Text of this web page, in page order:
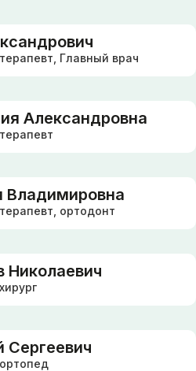
Главный врач
Александровна
Владимировна
ортодонт
Николаевич
Сергеевич